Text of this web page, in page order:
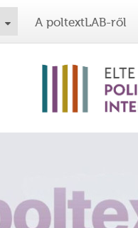
A poltextLAB-ről